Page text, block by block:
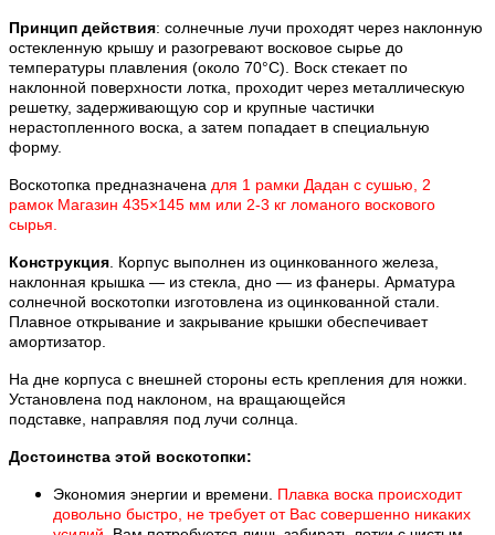
Принцип действия: солнечные лучи проходят через наклонную
остекленную крышу и разогревают восковое сырье до
температуры плавления (около 70°С). Воск стекает по
наклонной поверхности лотка, проходит через металлическую
решетку, задерживающую сор и крупные частички
нерастопленного воска, а затем попадает в специальную
форму.
Воскотопка предназначена для 1 рамки Дадан с сушью, 2
рамок Магазин 435×145 мм или 2-3 кг ломаного воскового
сырья.
Конструкция . Корпус выполнен из оцинкованного железа,
наклонная крышка — из стекла, дно — из фанеры. Арматура
солнечной воскотопки изготовлена из оцинкованной стали.
Плавное открывание и закрывание крышки обеспечивает
амортизатор.
На дне корпуса с внешней стороны есть крепления для ножки.
Установлена под наклоном, на вращающейся
подставке, направляя под лучи солнца.
Достоинства этой воскотопки:
Экономия энергии и времени.
Плавка воска происходит
довольно быстро, не требует от Вас совершенно никаких